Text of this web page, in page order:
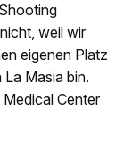
weil wir
eigenen Platz
Masia bin.
Center